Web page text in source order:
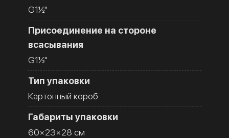
G1½''
Присоединение на стороне
всасывания
G1½''
Тип упаковки
Картонный короб
Габариты упаковки
60×23×28 см